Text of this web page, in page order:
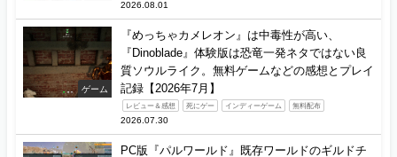
2026.08.01
ゲーム
『めっちゃカメレオン』は中毒性が高い、
『Dinoblade』体験版は恐竜一発ネタではない良
質ソウルライク。無料ゲームなどの感想とプレイ
記録【2026年7月】
レビュー＆感想 死にゲー インディーゲーム 無料配布
2026.07.30
PC版『パルワールド』既存ワールドのギルドチ